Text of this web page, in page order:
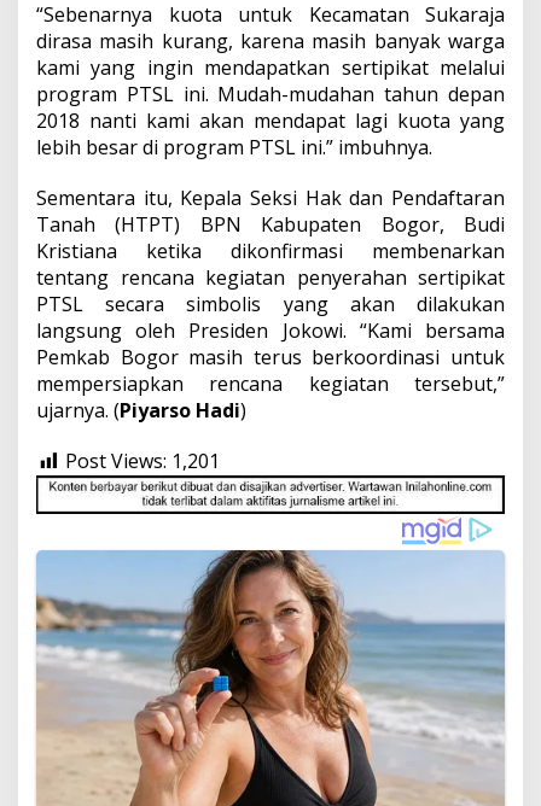
“Sebenarnya kuota untuk Kecamatan Sukaraja
dirasa masih kurang, karena masih banyak warga
kami yang ingin mendapatkan sertipikat melalui
program PTSL ini. Mudah-mudahan tahun depan
2018 nanti kami akan mendapat lagi kuota yang
lebih besar di program PTSL ini.” imbuhnya.
Sementara itu, Kepala Seksi Hak dan Pendaftaran
Tanah (HTPT) BPN Kabupaten Bogor, Budi
Kristiana ketika dikonfirmasi membenarkan
tentang rencana kegiatan penyerahan sertipikat
PTSL secara simbolis yang akan dilakukan
langsung oleh Presiden Jokowi. “Kami bersama
Pemkab Bogor masih terus berkoordinasi untuk
mempersiapkan rencana kegiatan tersebut,”
ujarnya. (Piyarso Hadi)
Post Views: 1,201